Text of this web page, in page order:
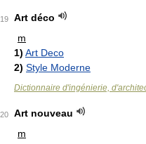
19
Art déco
m
1) Art Deco
2) Style Moderne
Dictionnaire d'ingénierie,
20
Art nouveau
m